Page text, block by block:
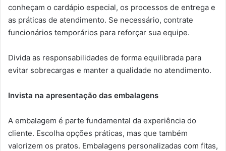
conheçam o cardápio especial, os processos de entrega e
as práticas de atendimento. Se necessário, contrate
funcionários temporários para reforçar sua equipe.
Divida as responsabilidades de forma equilibrada para
evitar sobrecargas e manter a qualidade no atendimento.
Invista na apresentação das embalagens
A embalagem é parte fundamental da experiência do
cliente. Escolha opções práticas, mas que também
valorizem os pratos. Embalagens personalizadas com fitas,